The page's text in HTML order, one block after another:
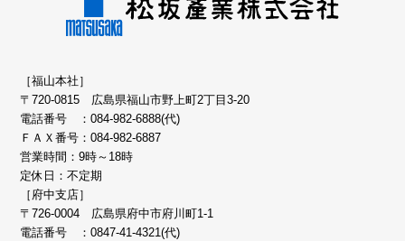
［福山本社］
〒720-0815 広島県福山市野上町2丁目3-20
電話番号 ：084-982-6888(代)
ＦＡＸ番号：084-982-6887
営業時間：9時～18時
定休日：不定期
［府中支店］
〒726-0004 広島県府中市府川町1-1
電話番号 ：0847-41-4321(代)